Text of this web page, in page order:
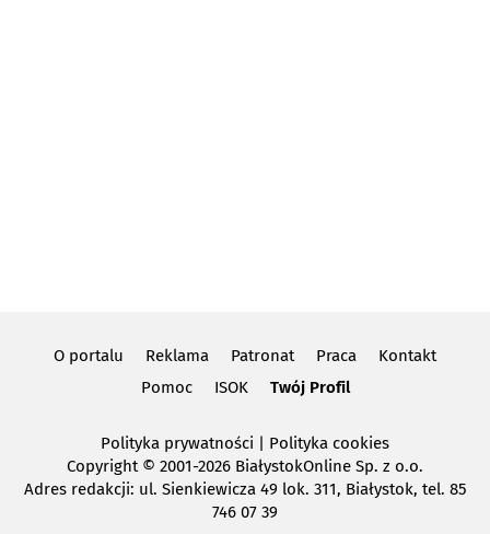
O portalu Reklama Patronat Praca
Kontakt
Pomoc
ISOK Twój Profil
Polityka prywatności
Polityka cookies
Copyright© 2001-2026 BiałystokOnline Sp. z o.o.
Adres redakcji: ul. Sienkiewicza 49 lok. 311, Białystok, tel. 85
746 07 39